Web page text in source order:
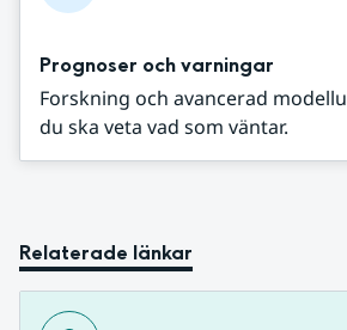
Prognoser och varningar
Forskning och avancerad
du ska veta vad som väntar.
Relaterade länkar